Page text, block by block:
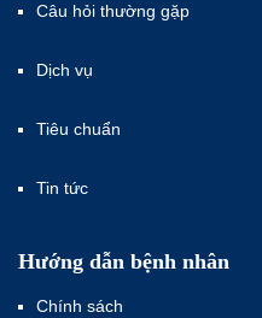
Câu hỏi thường gặp
Dịch vụ
Tiêu chuẩn
Tin tức
Hướng dẫn bệnh nhân
Chính sách